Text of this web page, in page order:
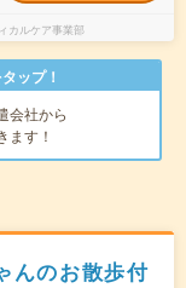
カルケア事業部
ップ！
会社から
ます！
んのお散歩付